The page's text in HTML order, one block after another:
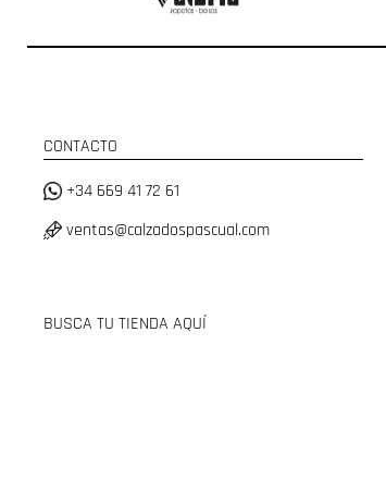
CONTACTO
+34 669 41 72 61
ventas@calzadospascual.com
BUSCA TU TIENDA AQUÍ